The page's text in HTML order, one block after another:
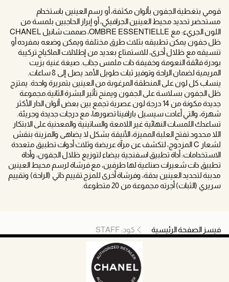
قومي بتغطية الجفون بألوان مكثفة، أو رسم العينين باستخدام
مستحضر تحديد محيط العينين الجرافيكي، أو إبراز الحاجبين بلمسة من
اللون الجريء: مع OMBRE ESSENTIELLE، صممت شانيل CHANEL
ظل جفون يمكن تطبيقه بثلاث طرق مختلفة ويمكن وضعه بمفرده أو
تنسيقه مع ظلال أخرى، للاستمتاع بعديد من إطلالات الماكياج.تركيبة
بودرة فائقة النعومة وخفيفة ذات ملمس جذاب. صيغة غنية بزيت
المريمية لضمان الراحة وتوفير ثبات طويل الأمد يصل إلى 8 ساعات.
ينساب كل لون على المنطقة المرغوبة من العينين بتمريرة واحدة. يمتزج
ظل الجفون بسلاسة على الجفون ويمنح تأثير البشرة الثانية.مجموعة
جديدة مكونة من 14 درجة لون عصرية تجمع بين بعض ألوان الدار الأكثر
شهرة، والتي أعادت سيسيل بارافينا تصورها، مع درجات جديدة وجريئة.
تساعدك اللمسات النهائية غير اللامعة والساتينية والمعدنية على الابتكار
اللا محدود.تفتح العلبة المميزة، الأنيقة بشكل لا يضاهى والمزينة بنقش
لشعار C المزدوج، لتكشف عن مرآة عريضة وثلاث أدوات تطبيق متعددة
الاستخدامات: أداة تطبيق اسفنجية بيضاء لتوزيع ظلال الجفون، وأداة
تطبيق ذات شعيرات صناعية لها طرفين، مع فرشاة لرسم محيط العينين
مدببة لتحديد العينين بدقة، وفرشاة أخرى للمزج.تقييم ذاتي (الراحة) وتقييم
سريري (الثبات) أجرته مجموعة من 20 متطوعة.
فيسز الصفحة الرئيسية كود: STAFF